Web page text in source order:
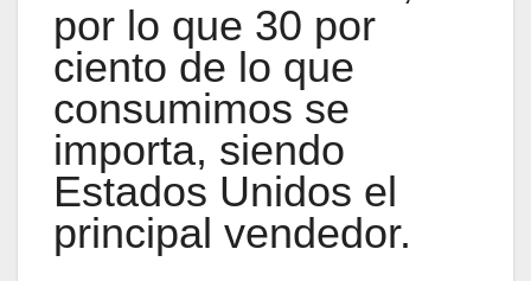
por lo que 30 por
ciento de lo que
consumimos se
importa, siendo
Estados Unidos el
principal vendedor.